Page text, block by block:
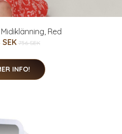
Red
756 SEK
INFO!